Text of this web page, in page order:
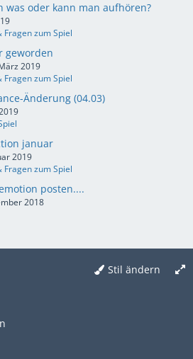
was oder kann man aufhören?
Fragen zum Spiel
geworden
2019
Fragen zum Spiel
Änderung (04.03)
januar
2019
Fragen zum Spiel
posten....
2018
Stil ändern